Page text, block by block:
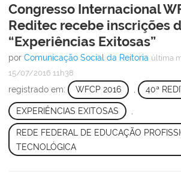
Congresso Internacional
Reditec recebe inscrições
“Experiências Exitosas”
por Comunicação Social da Reitoria última
15/07/2016 11h38
registrado em: WFCP 2016 , 40ª
EXPERIÊNCIAS EXITOSAS
REDE FEDERAL DE EDUCAÇÃO
TECNOLÓGICA